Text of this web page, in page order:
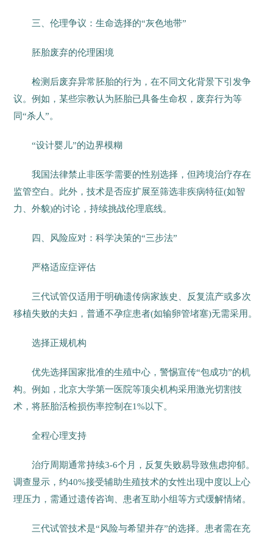
三、伦理争议：生命选择的“灰色地带”
胚胎废弃的伦理困境
检测后废弃异常胚胎的行为，在不同文化背景下引发争
议。例如，某些宗教认为胚胎已具备生命权，废弃行为等
同“杀人”。
“设计婴儿”的边界模糊
我国法律禁止非医学需要的性别选择，但跨境治疗存在
监管空白。此外，技术是否应扩展至筛选非疾病特征(如智
力、外貌)的讨论，持续挑战伦理底线。
四、风险应对：科学决策的“三步法”
严格适应症评估
三代试管仅适用于明确遗传病家族史、反复流产或多次
移植失败的夫妇，普通不孕症患者(如输卵管堵塞)无需采用。
选择正规机构
优先选择国家批准的生殖中心，警惕宣传“包成功”的机
构。例如，北京大学第一医院等顶尖机构采用激光切割技
术，将胚胎活检损伤率控制在1%以下。
全程心理支持
治疗周期通常持续3-6个月，反复失败易导致焦虑抑郁。
调查显示，约40%接受辅助生殖技术的女性出现中度以上心
理压力，需通过遗传咨询、患者互助小组等方式缓解情绪。
三代试管技术是“风险与希望并存”的选择。患者需在充